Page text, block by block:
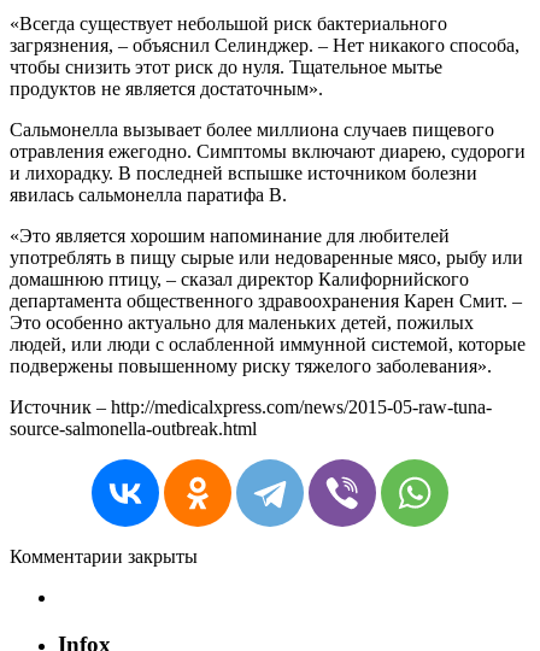
«Всегда существует небольшой риск бактериального
загрязнения, – объяснил Селинджер. – Нет никакого способа,
чтобы снизить этот риск до нуля. Тщательное мытье
продуктов не является достаточным».
Сальмонелла вызывает более миллиона случаев пищевого
отравления ежегодно. Симптомы включают диарею, судороги
и лихорадку. В последней вспышке источником болезни
явилась сальмонелла паратифа B.
«Это является хорошим напоминание для любителей
употреблять в пищу сырые или недоваренные мясо, рыбу или
домашнюю птицу, – сказал директор Калифорнийского
департамента общественного здравоохранения Карен Смит. –
Это особенно актуально для маленьких детей, пожилых
людей, или люди с ослабленной иммунной системой, которые
подвержены повышенному риску тяжелого заболевания».
Источник – http://medicalxpress.com/news/2015-05-raw-tuna-
source-salmonella-outbreak.html
Комментарии закрыты
Infox